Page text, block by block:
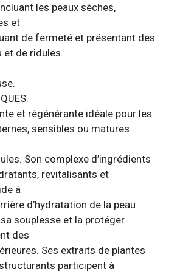
les peaux sèches,
et
de fermeté et présentant des
et de ridules.
et régénérante idéale pour les
sensibles ou matures
Son complexe d’ingrédients
revitalisants et
à
d’hydratation de la peau
souplesse et la protéger
des
Ses extraits de plantes
participent à